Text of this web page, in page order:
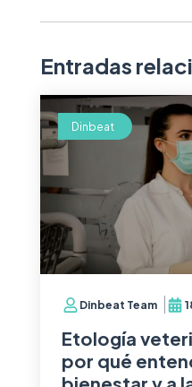
Entradas
Dinbeat Team
Etología
por qué
Dinbeat